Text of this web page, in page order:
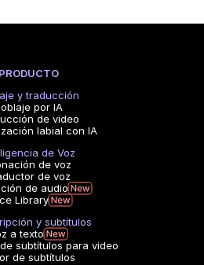
PRODUCTO
y traducción
por IA
de video
labial con IA
de Voz
de voz
de voz
de audio
Library
y subtítulos
a texto
subtítulos para video
de subtítulos